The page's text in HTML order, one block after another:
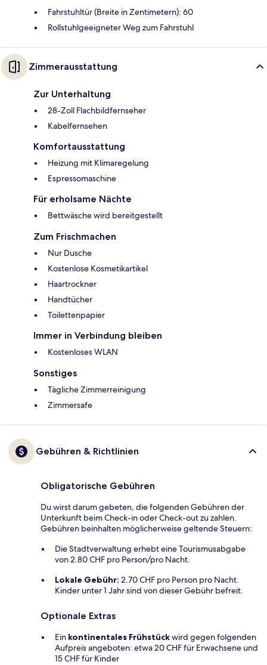
Fahrstuhltür (Breite in Zentimetern): 60
Rollstuhlgeeigneter Weg zum Fahrstuhl
Zimmerausstattung
Zur Unterhaltung
28-Zoll Flachbildfernseher
Kabelfernsehen
Komfortausstattung
Heizung mit Klimaregelung
Espressomaschine
Für erholsame Nächte
Bettwäsche wird bereitgestellt
Zum Frischmachen
Nur Dusche
Kostenlose Kosmetikartikel
Haartrockner
Handtücher
Toilettenpapier
Immer in Verbindung bleiben
Kostenloses WLAN
Sonstiges
Tägliche Zimmerreinigung
Zimmersafe
Gebühren & Richtlinien
Obligatorische Gebühren
Du wirst darum gebeten, die folgenden Gebühren der
Unterkunft beim Check-in oder Check-out zu zahlen.
Gebühren beinhalten möglicherweise geltende Steuern:
Die Stadtverwaltung erhebt eine Tourismusabgabe
von 2.80 CHF pro Person/pro Nacht.
Lokale Gebühr: 2.70 CHF pro Person pro Nacht.
Kinder unter 1 Jahr sind von dieser Gebühr befreit.
Optionale Extras
Ein kontinentales Frühstückwird gegen folgenden
Aufpreis angeboten: etwa 20 CHF für Erwachsene und
15 CHF für Kinder